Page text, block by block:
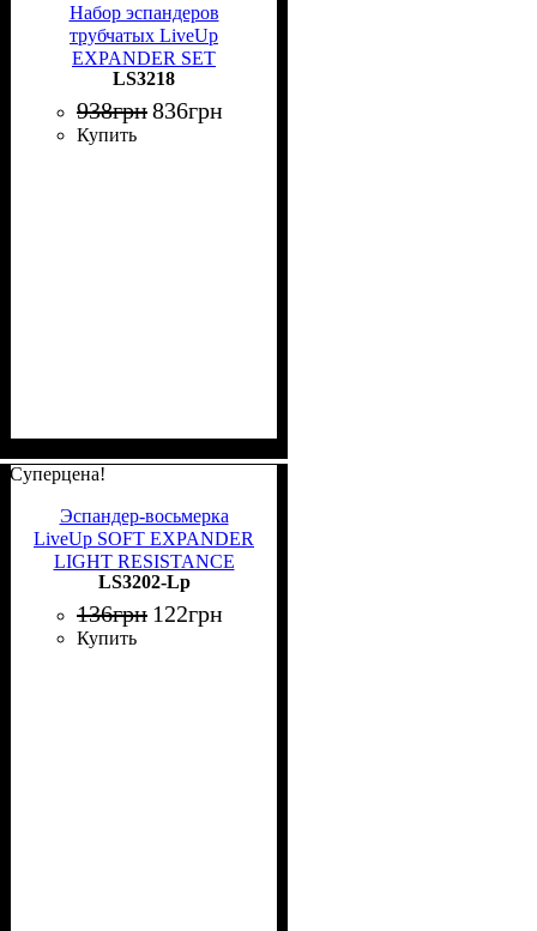
Набор эспандеров
трубчатых LiveUp
EXPANDER SET
оранжевый, лаймовый,
голубой LS3218
LS3218
938грн836грн
Купить
Суперцена!
Эспандер-восьмерка
LiveUp SOFT EXPANDER
LIGHT RESISTANCE
розовый LS3202-Lp
LS3202-Lp
136грн 122грн
Купить